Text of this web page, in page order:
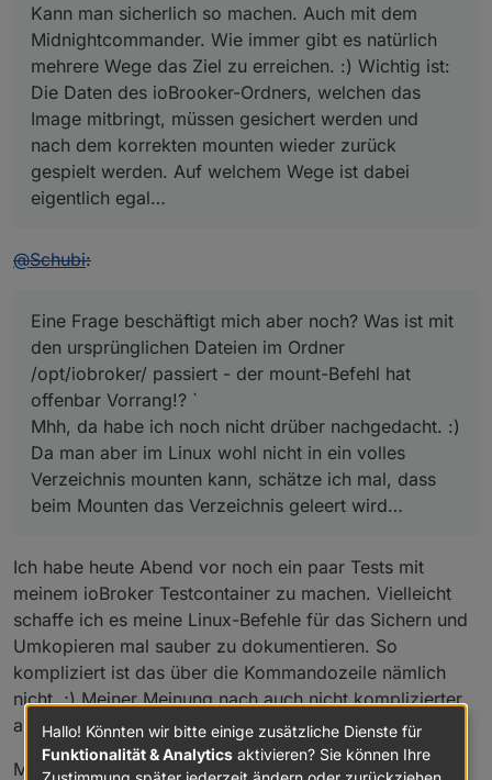
Kann man sicherlich so machen. Auch mit dem
Midnightcommander. Wie immer gibt es natürlich
mehrere Wege das Ziel zu erreichen. :) Wichtig ist:
Die Daten des ioBrooker-Ordners, welchen das
Image mitbringt, müssen gesichert werden und
nach dem korrekten mounten wieder zurück
gespielt werden. Auf welchem Wege ist dabei
eigentlich egal…
@Schubi:
Eine Frage beschäftigt mich aber noch? Was ist mit
den ursprünglichen Dateien im Ordner
/opt/iobroker/ passiert - der mount-Befehl hat
offenbar Vorrang!? `
Mhh, da habe ich noch nicht drüber nachgedacht. :)
Da man aber im Linux wohl nicht in ein volles
Verzeichnis mounten kann, schätze ich mal, dass
beim Mounten das Verzeichnis geleert wird…
Ich habe heute Abend vor noch ein paar Tests mit
meinem ioBroker Testcontainer zu machen. Vielleicht
schaffe ich es meine Linux-Befehle für das Sichern und
Umkopieren mal sauber zu dokumentieren. So
kompliziert ist das über die Kommandozeile nämlich
nicht. ;) Meiner Meinung nach auch nicht komplizierter
als bei DOS....
MfG,
Hallo! Könnten wir bitte einige zusätzliche Dienste für
Funktionalität & Analytics aktivieren? Sie können Ihre